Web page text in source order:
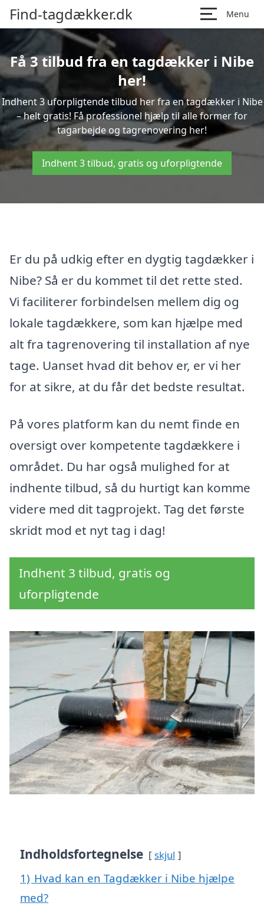
Find-tagdækker.dk Menu
Få 3 tilbud fra en tagdækker i Nibe
her!
Indhent 3 uforpligtende tilbud her fra en tagdækker i Nibe
– helt gratis! Få professionel hjælp til alle former for
tagarbejde og tagrenovering her!
Indhent 3 tilbud, gratis og uforpligtende
Er du på udkig efter en dygtig tagdækker i
Nibe? Så er du kommet til det rette sted.
Vi faciliterer forbindelsen mellem dig og
lokale tagdækkere, som kan hjælpe med
alt fra tagrenovering til installation af nye
tage. Uanset hvad dit behov er, er vi her
for at sikre, at du får det bedste resultat.
På vores platform kan du nemt finde en
oversigt over kompetente tagdækkere i
området. Du har også mulighed for at
indhente tilbud, så du hurtigt kan komme
videre med dit tagprojekt. Tag det første
skridt mod et nyt tag i dag!
Indhent 3 tilbud, gratis og
uforpligtende
Indholdsfortegnelse skjul
1) Hvad kan en Tagdækker i Nibe hjælpe
med?